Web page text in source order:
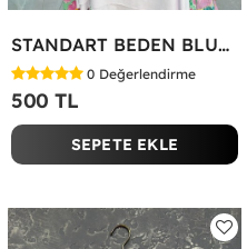
STANDART BEDEN BLUZ Yeşil
0 Değerlendirme
500 TL
SEPETE EKLE